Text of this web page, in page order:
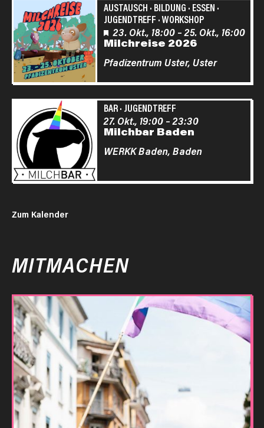
AUSTAUSCH · BILDUNG · ESSEN ·
JUGENDTREFF ·WORKSHOP
Milchreise 2026
Empfehlung
23. Okt., 18:00–25. Okt., 16:00
Pfadizentrum Uster, Uster
BAR· JUGENDTREFF
Milchbar Baden
27. Okt., 19:00–23:30
WERKK Baden, Baden
Zum Kalender
MITMACHEN